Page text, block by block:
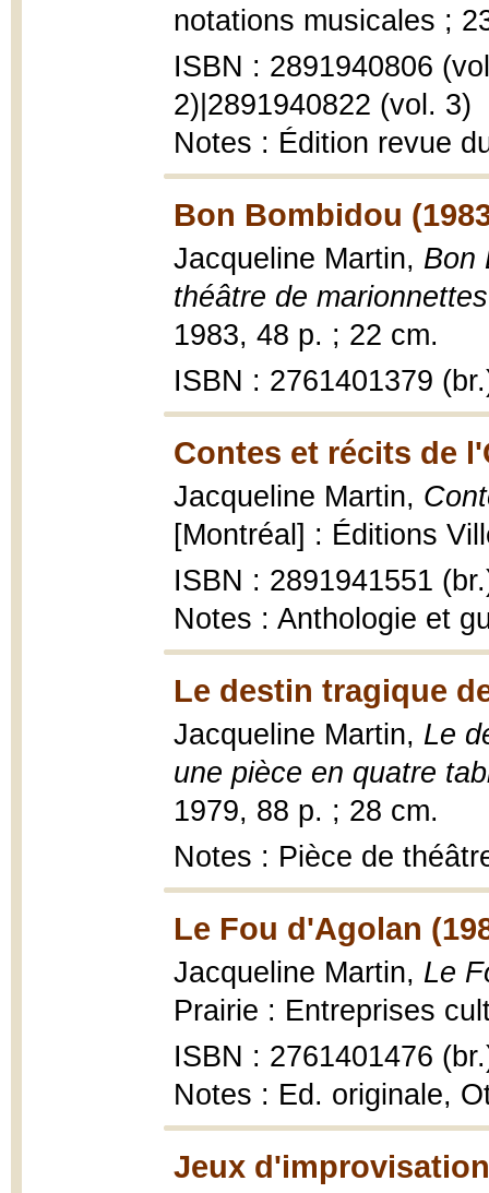
notations musicales ;
ISBN : 2891940806
2)|2891940822 (vol. 3)
Notes : Édition revue
Bon Bombidou
Jacqueline Martin, Bon
théâtre de marionnettes
1983, 48 p. ; 22 cm.
ISBN : 2761401379
Contes et récits de
Jacqueline Martin,
[Montréal] : Éditions
ISBN : 2891941551
Notes : Anthologie et
Le destin tragique
Jacqueline Martin, Le
une pièce en quatre
1979, 88 p. ; 28 cm.
Notes : Pièce de
Le Fou d'Agolan
Jacqueline Martin, Le
Prairie : Entreprises
ISBN : 2761401476
Notes : Ed. originale,
Jeux